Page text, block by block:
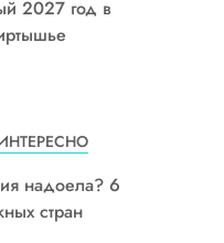
2027 год в
надоела? 6
стран